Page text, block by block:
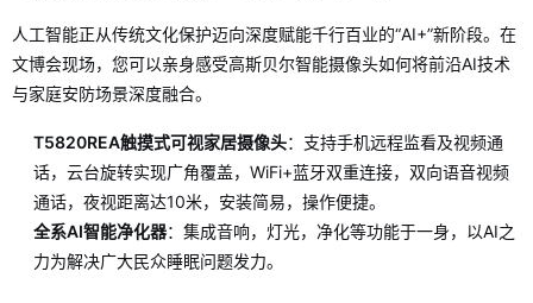
人工智能正从传统文化保护迈向深度赋能千行百业的“AI+”新阶段。在
文博会现场，您可以亲身感受高斯贝尔智能摄像头如何将前沿AI技术
与家庭安防场景深度融合。
T5820REA触摸式可视家居摄像头：支持手机远程监看及视频通
话，云台旋转实现广角覆盖，WiFi+蓝牙双重连接，双向语音视频
通话，夜视距离达10米，安装简易，操作便捷。
全系AI智能净化器：集成音响，灯光，净化等功能于一身，以AI之
力为解决广大民众睡眠问题发力。